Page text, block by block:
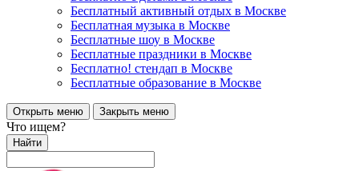
Бесплатный активный отдых в Москве
Бесплатная музыка в Москве
Бесплатные шоу в Москве
Бесплатные праздники в Москве
Бесплатно! стендап в Москве
Бесплатные образование в Москве
Открыть меню Закрыть меню
Что ищем?
Найти